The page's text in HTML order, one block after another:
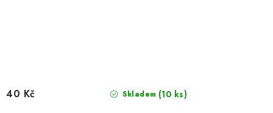
Skladem (10 ks)
40 Kč